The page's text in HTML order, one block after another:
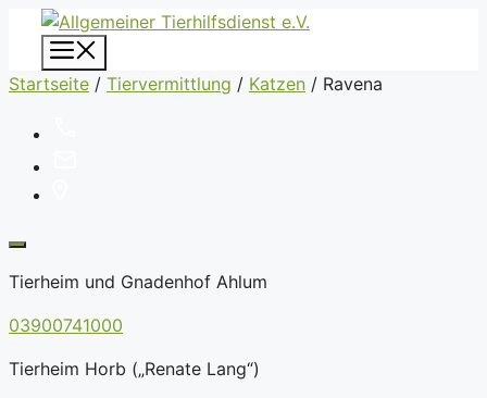
Zum
Inhalt
springen
Startseite / Tiervermittlung / Katzen / Ravena
Tierheim und Gnadenhof Ahlum
03900741000
Tierheim Horb („Renate Lang“)